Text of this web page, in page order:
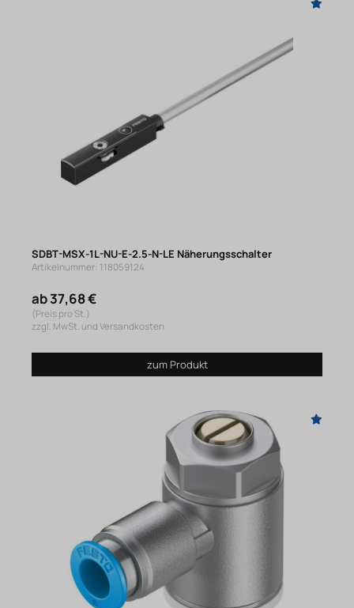
SDBT-MSX-1L-NU-E-2.5-N-LE Näherungsschalter
Artikelnummer: 118059124
ab 37,68 €
(Preis pro St.)
zzgl. MwSt. und Versandkosten
zum Produkt